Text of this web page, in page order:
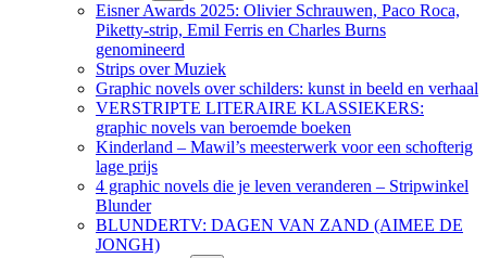
Eisner Awards 2025: Olivier Schrauwen, Paco Roca,
Piketty-strip, Emil Ferris en Charles Burns
genomineerd
Strips over Muziek
Graphic novels over schilders: kunst in beeld en verhaal
VERSTRIPTE LITERAIRE KLASSIEKERS:
graphic novels van beroemde boeken
Kinderland – Mawil’s meesterwerk voor een schofterig
lage prijs
4 graphic novels die je leven veranderen – Stripwinkel
Blunder
BLUNDERTV: DAGEN VAN ZAND (AIMEE DE
JONGH)